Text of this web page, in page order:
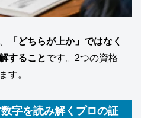
「どちらが上か」ではなく
することです。2つの資格
す。
字を読み解くプロの証